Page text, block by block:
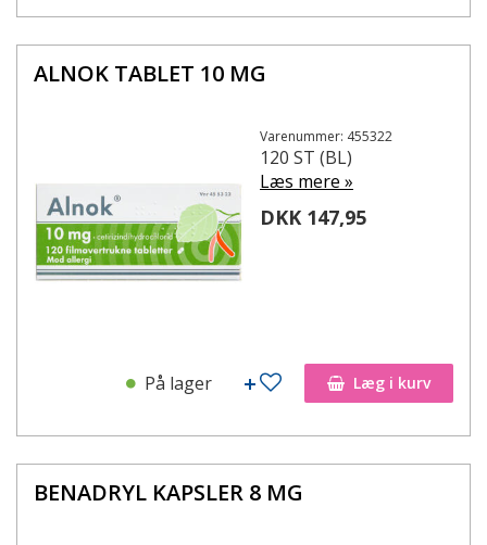
ALNOK TABLET 10 MG
Varenummer: 455322
120 ST (BL)
Læs mere »
DKK 147,95
På lager Læg i kurv
BENADRYL KAPSLER 8 MG